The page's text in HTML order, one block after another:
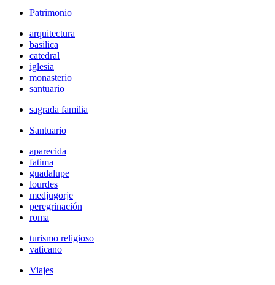
Patrimonio
arquitectura
basilica
catedral
iglesia
monasterio
santuario
sagrada familia
Santuario
aparecida
fatima
guadalupe
lourdes
medjugorje
peregrinación
roma
turismo religioso
vaticano
Viajes